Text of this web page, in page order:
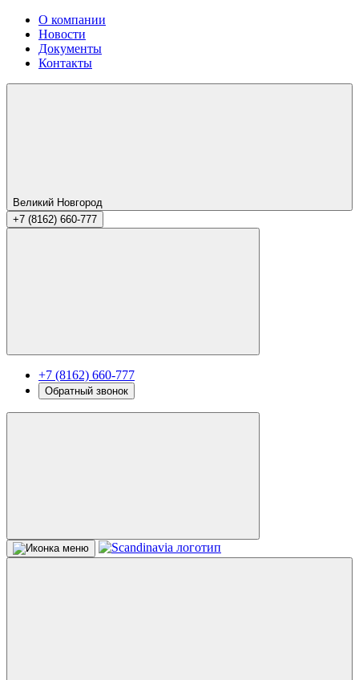
О компании
Новости
Документы
Контакты
Великий Новгород
+7 (8162) 660-777
+7 (8162) 660-777
Обратный звонок